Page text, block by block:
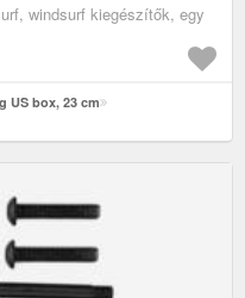
windsurf kiegészítők, egy
US box, 23 cm